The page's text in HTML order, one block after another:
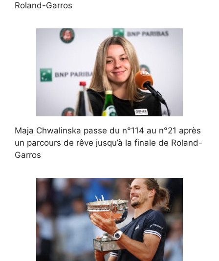
Roland-Garros
Maja Chwalinska passe du n°114 au n°21 après
un parcours de rêve jusqu’à la finale de Roland-
Garros